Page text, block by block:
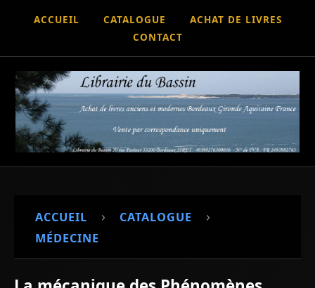
ACCUEIL CATALOGUE
ACHAT DE LIVRES
CONTACT
ACCUEIL › CATALOGUE ›
MÉDECINE